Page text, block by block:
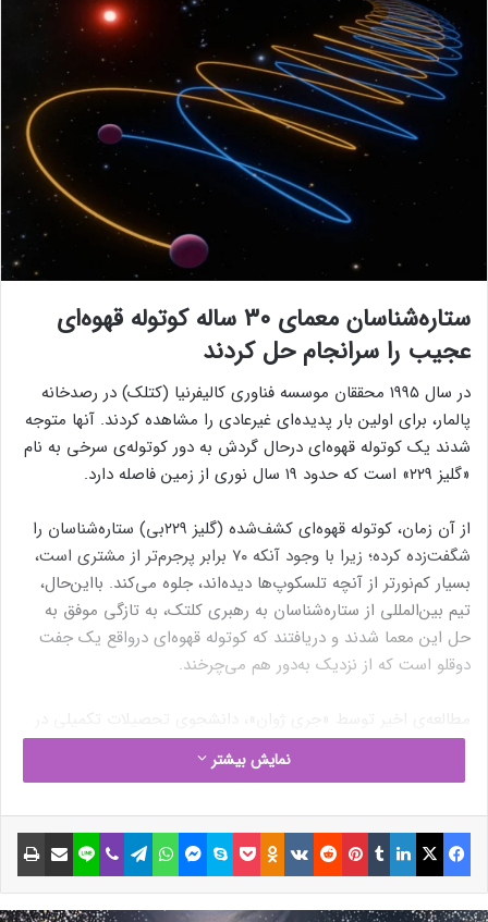
ستاره‌شناسان معمای ۳۰ ساله کوتوله قهوه‌ای
عجیب را سرانجام حل کردند
در سال ۱۹۹۵ محققان موسسه فناوری کالیفرنیا (کتلک) در رصدخانه
پالمار، برای اولین بار پدیده‌ای غیرعادی را مشاهده کردند. آنها متوجه
شدند یک کوتوله قهوه‌ای درحال گردش به دور کوتوله‌ی سرخی به نام
«گلیز ۲۲۹» است که حدود ۱۹ سال نوری از زمین فاصله دارد.
از آن زمان، کوتوله قهوه‌ای کشف‌شده (گلیز ۲۲۹بی) ستاره‌شناسان را
شگفت‌زده کرده؛ زیرا با وجود آنکه ۷۰ برابر پرجرم‌تر از مشتری است،
بسیار کم‌نورتر از آنچه تلسکوپ‌ها دیده‌اند، جلوه می‌کند. بااین‌حال،
تیم بین‌المللی از ستاره‌شناسان به رهبری کلتک، به تازگی موفق به
حل این معما شدند و دریافتند که کوتوله قهوه‌ای درواقع یک جفت
دوقلو است که از نزدیک به‌دور هم می‌چرخند.
مطالعه‌ی اخیر توسط «جری ژوان»، دانشجوی تحصیلات تکمیلی در
دپارتمان نجوم کلتک و «دیمیتری ماوت»، استاد نجوم از «آزمایشگاه
پیش‌رانش جت ناسا» رهبری شد. تیم آنها شامل محققانی از
اروپا (ESO)، آژانس فضایی اروپا (ESA) و موسسه اخترشناسی ماکس
پلانک (MPIA) بود.
نمایش بیشتر
فیسبوک ایکس لینکداین تامبلر پینتریست Reddit
VKontakte
Odnoklassniki پاکت اسکایپ مسنجر واتس آپ تلگرام وایبر لاین اشتراک گذاری با ایمیل